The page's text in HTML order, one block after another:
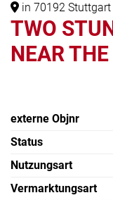
in 70192
TWO
NEAR
externe Objnr
Status
Nutzungsart
Vermarktungsart